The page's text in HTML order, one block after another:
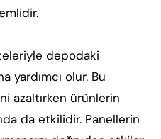
depodaki
yardımcı olur. Bu
azaltırken ürünlerin
da etkilidir. Panellerin